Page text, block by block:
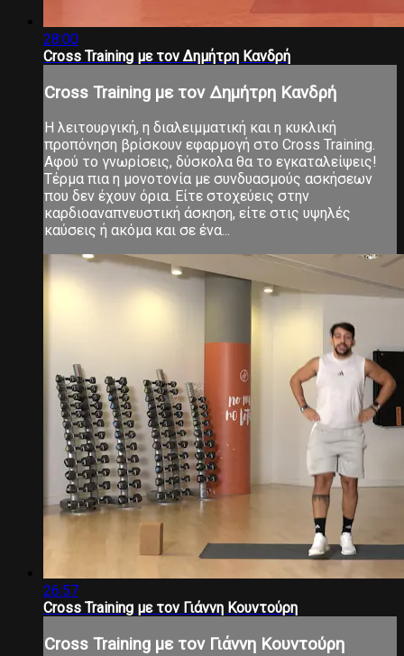
28:00
Cross Training με τον Δημήτρη Κανδρή
Cross Training με τον Δημήτρη Κανδρή
Η λειτουργική, η διαλειμματική και η κυκλική
προπόνηση βρίσκουν εφαρμογή στο Cross Training.
Αφού το γνωρίσεις, δύσκολα θα το εγκαταλείψεις!
Τέρμα πια η μονοτονία με συνδυασμούς ασκήσεων
που δεν έχουν όρια. Είτε στοχεύεις στην
καρδιοαναπνευστική άσκηση, είτε στις υψηλές
καύσεις ή ακόμα και σε ένα...
26:57
Cross Training με τον Γιάννη Κουντούρη
Cross Training με τον Γιάννη Κουντούρη